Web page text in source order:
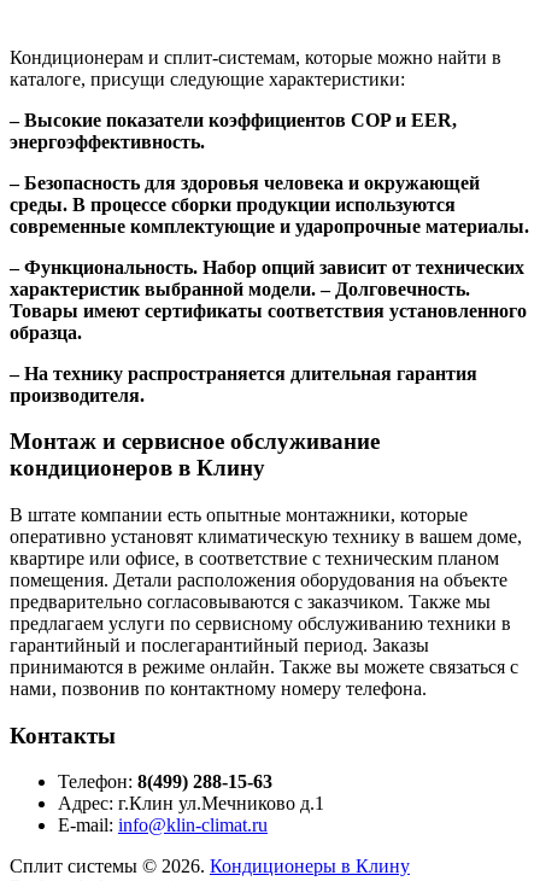
Кондиционерам и сплит-системам, которые можно найти в
каталоге, присущи следующие характеристики:
– Высокие показатели коэффициентов COP и EER,
энергоэффективность.
– Безопасность для здоровья человека и окружающей
среды. В процессе сборки продукции используются
современные комплектующие и ударопрочные материалы.
– Функциональность. Набор опций зависит от технических
характеристик выбранной модели. – Долговечность.
Товары имеют сертификаты соответствия установленного
образца.
– На технику распространяется длительная гарантия
производителя.
Монтаж и сервисное обслуживание
кондиционеров в Клину
В штате компании есть опытные монтажники, которые
оперативно установят климатическую технику в вашем доме,
квартире или офисе, в соответствие с техническим планом
помещения. Детали расположения оборудования на объекте
предварительно согласовываются с заказчиком. Также мы
предлагаем услуги по сервисному обслуживанию техники в
гарантийный и послегарантийный период. Заказы
принимаются в режиме онлайн. Также вы можете связаться с
нами, позвонив по контактному номеру телефона.
Контакты
Телефон: 8(499) 288-15-63
Адрес: г.Клин ул.Мечниково д.1
E-mail: info@klin-climat.ru
Сплит системы © 2026. Кондиционеры в Клину